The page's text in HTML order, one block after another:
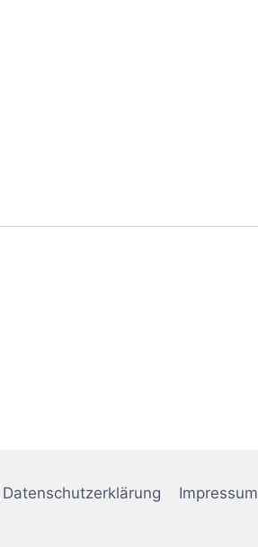
Datenschutzerklärung Impressum